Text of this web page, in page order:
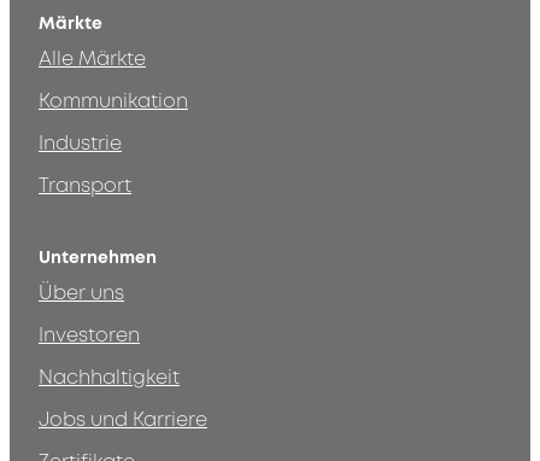
Märkte
Alle Märkte
Kommunikation
Industrie
Transport
Unternehmen
Über uns
Investoren
Nachhaltigkeit
Jobs und Karriere